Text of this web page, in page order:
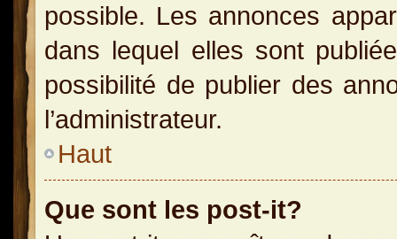
possible. Les annonces
dans lequel elles sont
possibilité de publier des
l’administrateur.
Haut
Que sont les post-it?